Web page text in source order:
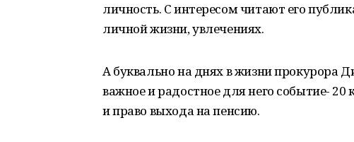
личность. С интересом читают его
личной жизни, увлечениях.
А буквально на днях в жизни прокурора
важное и радостное для него событие-
и право выхода на пенсию.